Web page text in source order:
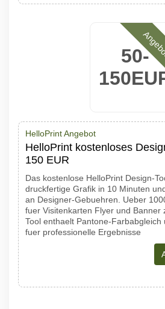
50-
HelloPrint Angebot
HelloPrint kostenloses
150 EUR
Das kostenlose HelloPrint Design-
druckfertige Grafik in 10 Minuten
an Designer-Gebuehren. Ueber
fuer Visitenkarten Flyer und Banner
Tool enthaelt Pantone-Farbabgleich
fuer professionelle Ergebnisse